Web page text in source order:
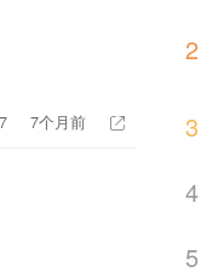
7个月前
2
3
4
5